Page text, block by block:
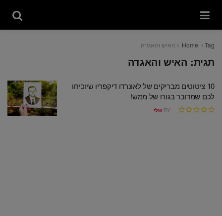
Home Tag האיש והאגדה
תגית: האיש והאגדה
10 ציטוטים מבריקים של לאונרדו דיקפריו שיוכיחו
לכם שמדובר בגורו של ממש!
BY שלי